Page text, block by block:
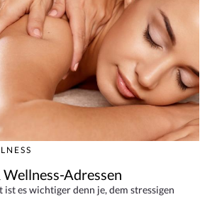
Adressen
ist es wichtiger denn je, dem stressigen